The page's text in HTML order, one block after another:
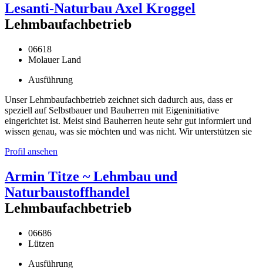
Lesanti-Naturbau Axel Kroggel
Lehmbaufachbetrieb
06618
Molauer Land
Ausführung
Unser Lehmbaufachbetrieb zeichnet sich dadurch aus, dass er
speziell auf Selbstbauer und Bauherren mit Eigeninitiative
eingerichtet ist. Meist sind Bauherren heute sehr gut informiert und
wissen genau, was sie möchten und was nicht. Wir unterstützen sie
Profil ansehen
Armin Titze ~ Lehmbau und
Naturbaustoffhandel
Lehmbaufachbetrieb
06686
Lützen
Ausführung